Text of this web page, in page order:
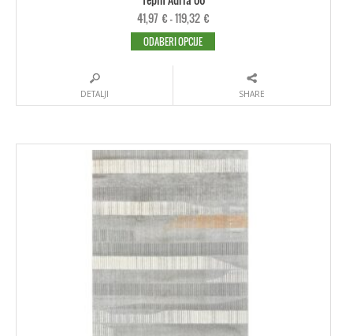
41,97 €–119,32 €
ODABERI OPCIJE
DETALJI SHARE